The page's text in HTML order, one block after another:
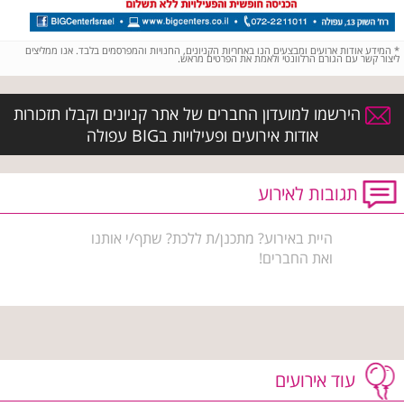
* המידע אודות ארועים ומבצעים הנו באחריות הקניונים, החנויות והמפרסמים בלבד. אנו ממליצים
ליצור קשר עם הגורם הרלוונטי ולאמת את הפרטים מראש.
הירשמו למועדון החברים של אתר קניונים וקבלו תזכורות
אודות אירועים ופעילויות בBIG עפולה
תגובות לאירוע
היית באירוע? מתכנן/ת ללכת? שתף/י אותנו
ואת החברים!
עוד אירועים